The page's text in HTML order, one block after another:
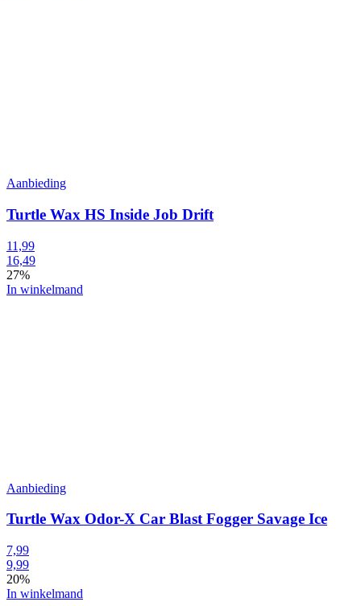
Aanbieding
Turtle Wax HS Inside Job Drift
11,99
16,49
27%
In winkelmand
Aanbieding
Turtle Wax Odor-X Car Blast Fogger Savage Ice
7,99
9,99
20%
In winkelmand